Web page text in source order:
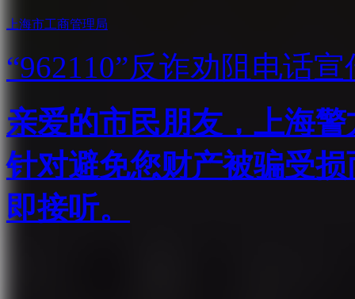
上海市工商管理局
“962110”反诈劝阻电话宣
亲爱的市民朋友，上海
针对避免您财产被骗受
即接听。